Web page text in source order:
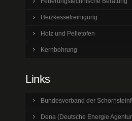
Heizkesselreinigung
Holz und Pelletofen
Kernbohrung
Links
Bundesverband der
Dena (Deutsche Energie